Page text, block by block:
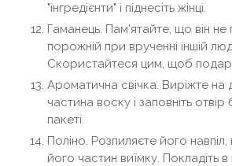
"інгредієнти" і піднесіть жінці.
Гаманець. Пам'ятайте, що він не
порожній при врученні іншій
Скористайтеся цим, щоб
Ароматична свічка. Виріжте на
частина воску і заповніть
пакеті.
Поліно. Розпиляєте його навпіл,
його частин виїмку. Покладіть в